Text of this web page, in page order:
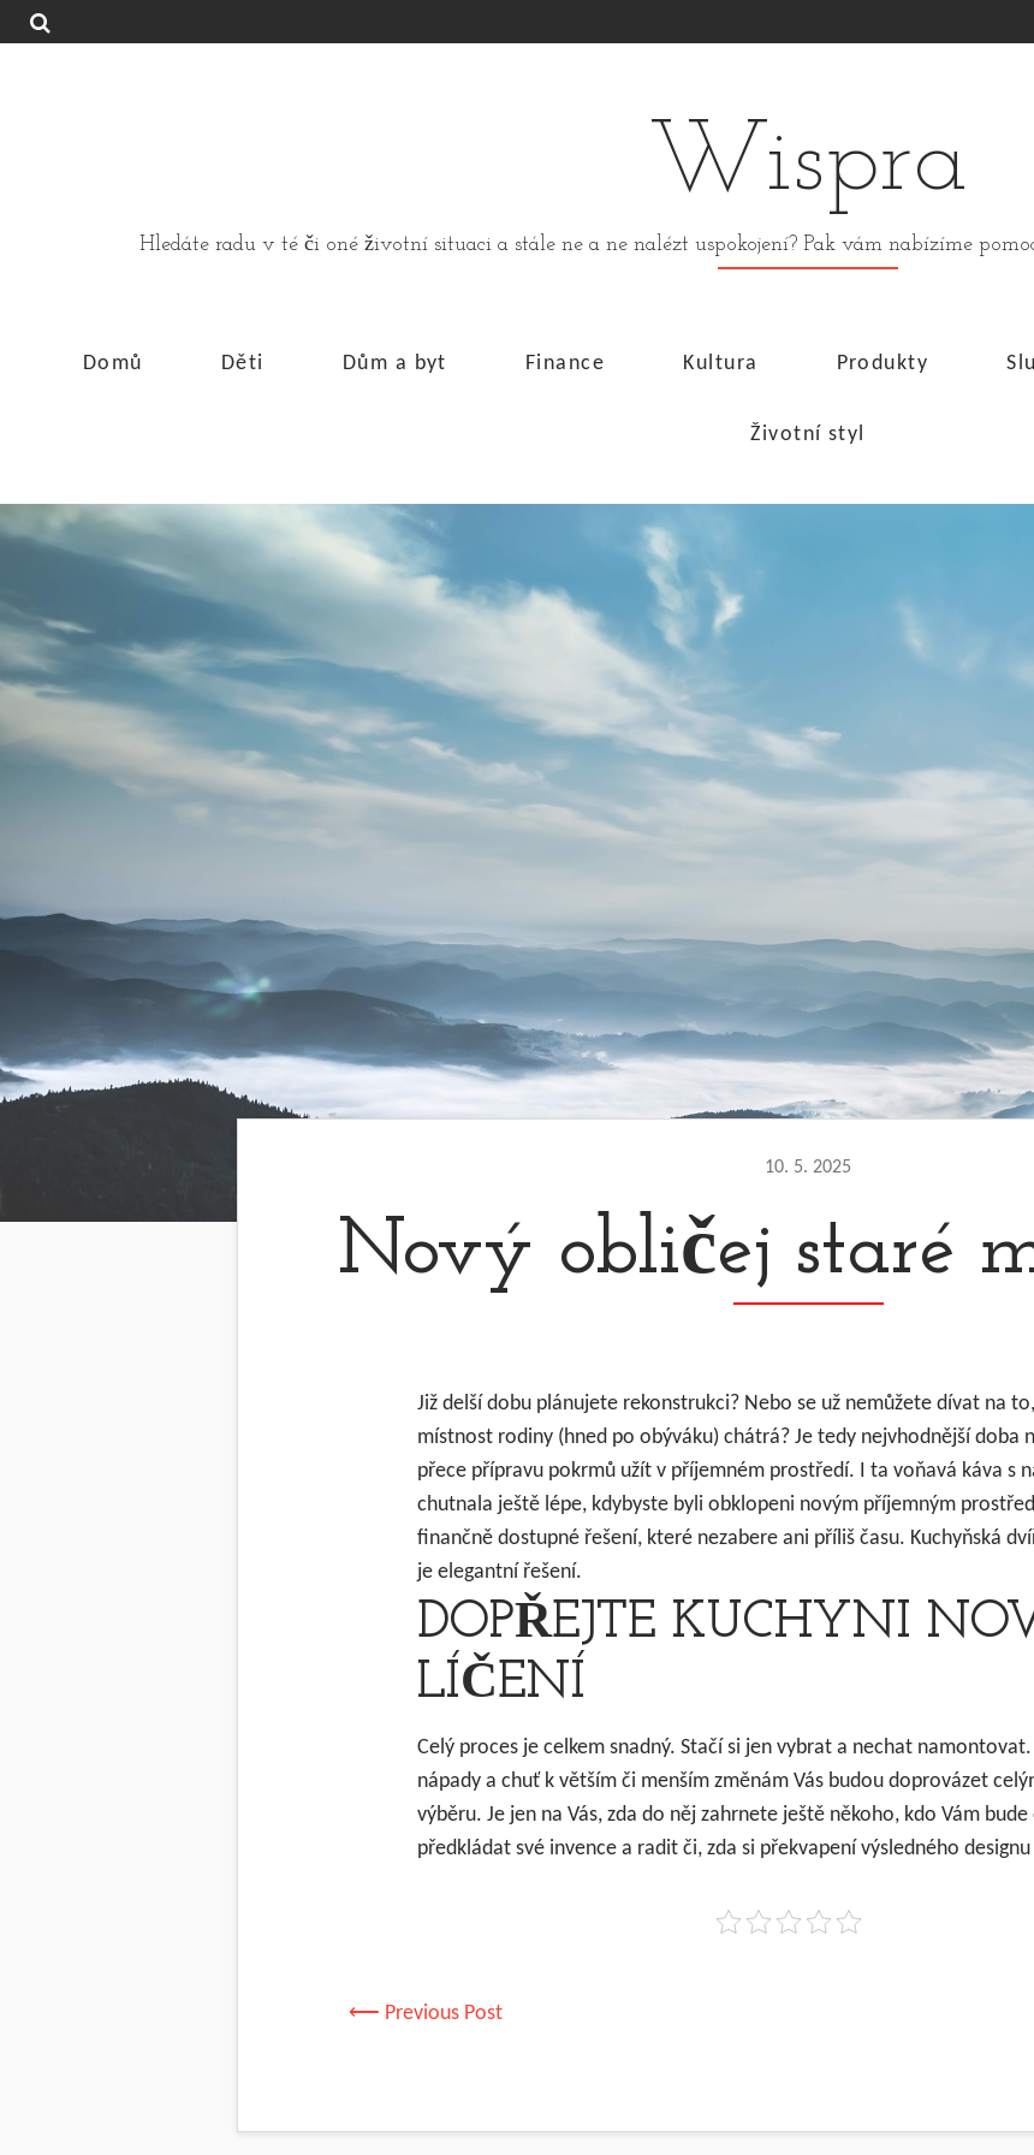
Wispra
Hledáte radu v té či oné životní situaci a stále ne a ne nalézt uspokojení? Pak vám nabízíme
Domů Děti Dům a byt Finance Kultura Produkty
Životní styl
10. 5. 2025
Nový obličej staré
Již delší dobu plánujete rekonstrukci? Nebo se už nemůžete dívat na
místnost rodiny (hned po obýváku) chátrá? Je tedy nejvhodnější doba
přece přípravu pokrmů užít v příjemném prostředí. I ta voňavá káva s
chutnala ještě lépe, kdybyste byli obklopeni novým příjemným
finančně dostupné řešení, které nezabere ani příliš času. Kuchyňská
je elegantní řešení.
DOPŘEJTE KUCHYNI
LÍČENÍ
Celý proces je celkem snadný. Stačí si jen vybrat a nechat
nápady a chuť k větším či menším změnám Vás budou doprovázet
výběru. Je jen na Vás, zda do něj zahrnete ještě někoho, kdo Vám
předkládat své invence a radit či, zda si překvapení výsledného
⟵ Previous Post